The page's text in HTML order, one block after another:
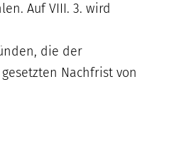
Auf VIII. 3. wird
die der
Nachfrist von